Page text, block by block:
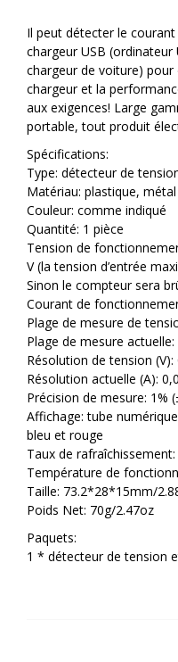
Il peut détecter le
chargeur USB
chargeur de voiture)
chargeur et la
aux exigences! Large
portable, tout produit
Spécifications:
Type: détecteur de
Matériau: plastique, métal
Couleur: comme indiqué
Quantité: 1 pièce
Tension de
V (la tension d’entrée
Sinon le compteur sera
Courant de
Plage de mesure de
Plage de mesure
Résolution de tension (V):
Résolution actuelle (A):
Précision de mesure: 1%
Affichage: tube
bleu et rouge
Taux de
Température de
Taille: 73.2*28*15mm/
Poids Net: 70g/2.47oz
Paquets:
1 * détecteur de tension